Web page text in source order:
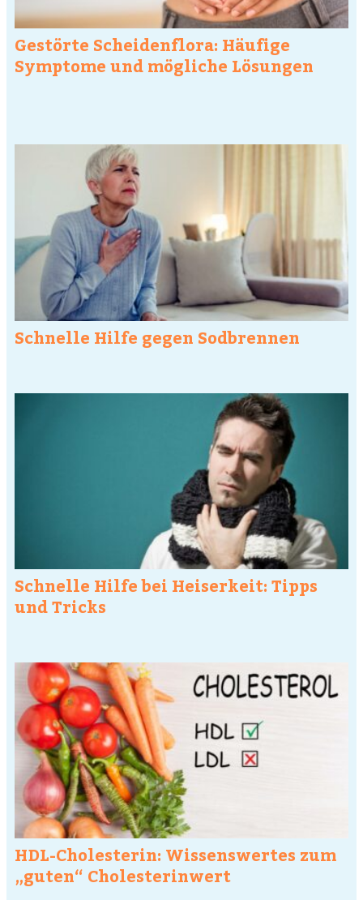
Gestörte Scheidenflora: Häufige
Symptome und mögliche Lösungen
Schnelle Hilfe gegen Sodbrennen
Schnelle Hilfe bei Heiserkeit: Tipps
und Tricks
HDL-Cholesterin: Wissenswertes zum
„guten“ Cholesterinwert